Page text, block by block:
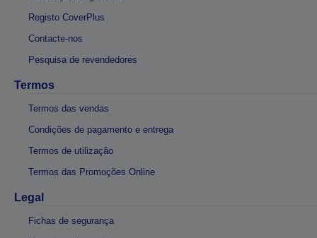
Registo CoverPlus
Contacte-nos
Pesquisa de revendedores
Termos
Termos das vendas
Condições de pagamento e entrega
Termos de utilização
Termos das Promoções Online
Legal
Fichas de segurança